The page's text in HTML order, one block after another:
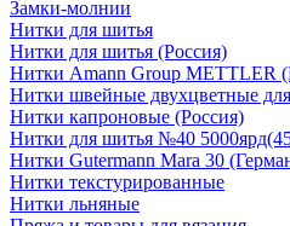
Замки-молнии
Нитки для шитья
Нитки для шитья (Россия)
Нитки Amann Group METTLER
Нитки швейные двухцветные
Нитки капроновые (Россия)
Нитки для шитья №40
Нитки Gutermann Mara 30
Нитки текстурированные
Нитки льняные